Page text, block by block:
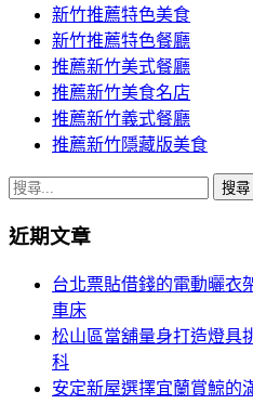
新竹推薦特色美食
新竹推薦特色餐廳
推薦新竹美式餐廳
推薦新竹美食名店
推薦新竹義式餐廳
推薦新竹隱藏版美食
搜
關
近期文章
台北票貼借錢的電動曬衣
車床
松山區當舖量身打造燈具
科
安定新屋選擇宜蘭賞鯨的